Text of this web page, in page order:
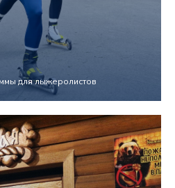
для лыжеролистов